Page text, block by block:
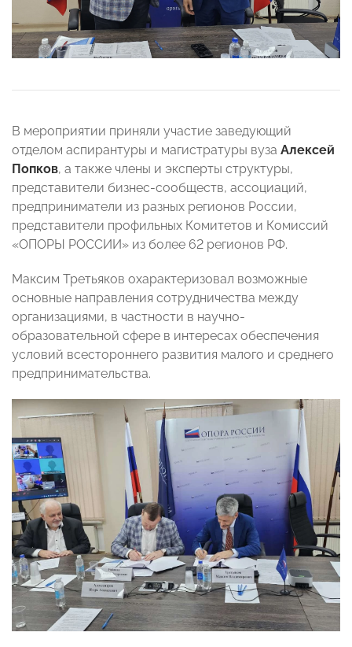
В мероприятии приняли участие заведующий
отделом аспирантуры и магистратуры вуза Алексей
Попков, а также члены и эксперты структуры,
представители бизнес-сообществ, ассоциаций,
предприниматели из разных регионов России,
представители профильных Комитетов и Комиссий
«ОПОРЫ РОССИИ» из более 62 регионов РФ.
Максим Третьяков охарактеризовал возможные
основные направления сотрудничества между
организациями, в частности в научно-
образовательной сфере в интересах обеспечения
условий всестороннего развития малого и среднего
предпринимательства.